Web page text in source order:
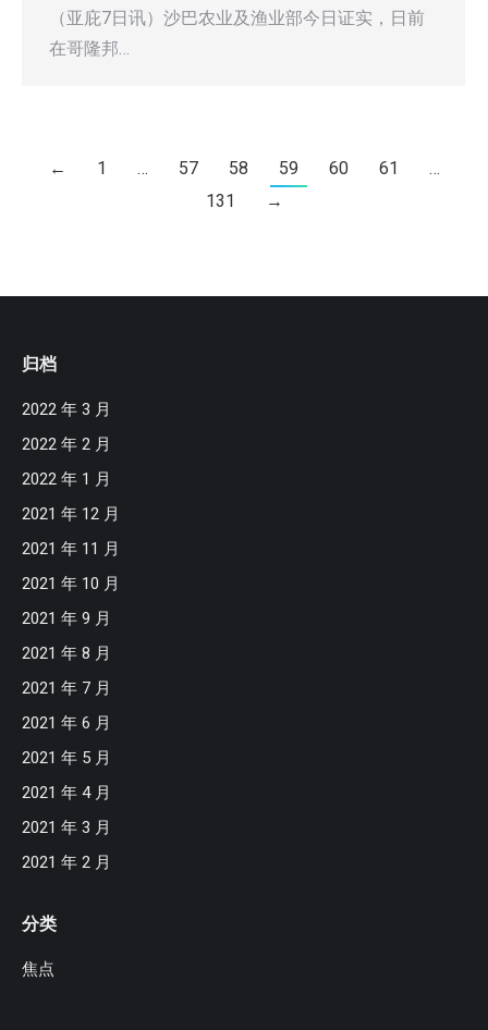
（亚庇7日讯）沙巴农业及渔业部今日证实，日前
在哥隆邦…
← 1 … 57 58 59 60 61
…
131
→
归档
2022 年 3 月
2022 年 2 月
2022 年 1 月
2021 年 12 月
2021 年 11 月
2021 年 10 月
2021 年 9 月
2021 年 8 月
2021 年 7 月
2021 年 6 月
2021 年 5 月
2021 年 4 月
2021 年 3 月
2021 年 2 月
分类
焦点